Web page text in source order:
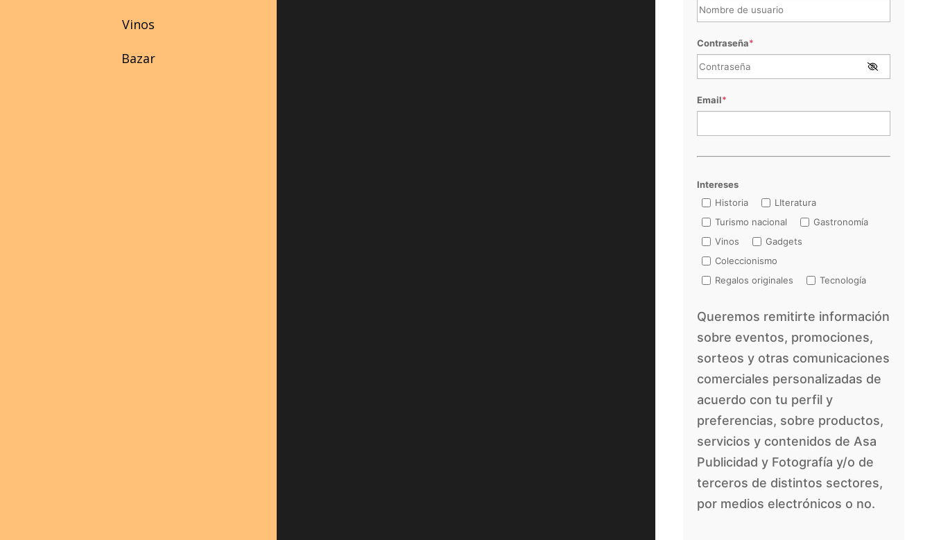
Vinos
Bazar
Contraseña*
Email*
Intereses
Historia
LIteratura
Turismo nacional
Gastronomía
Vinos
Gadgets
Coleccionismo
Regalos originales
Tecnología
Queremos remitirte información
sobre eventos, promociones,
sorteos y otras comunicaciones
comerciales personalizadas de
acuerdo con tu perfil y
preferencias, sobre productos,
servicios y contenidos de Asa
Publicidad y Fotografía y/o de
terceros de distintos sectores,
por medios electrónicos o no.